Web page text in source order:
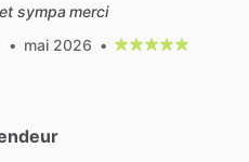
sympa merci
• mai 2026 •